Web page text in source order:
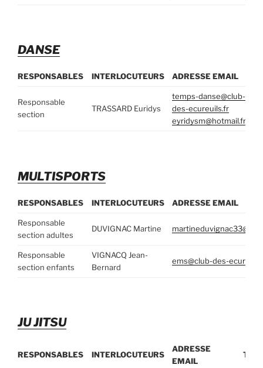
DANSE
RESPONSABLES INTERLOCUTEURS ADRESSE EMAIL
Responsable
section
TRASSARD Euridys
temps-danse@club-
des-ecureuils.fr
eyridysm@hotmail.fr
MULTISPORTS
RESPONSABLES INTERLOCUTEURS ADRESSE EMAIL
Responsable
section adultes
DUVIGNAC Martine
Responsable
section enfants
VIGNACQ Jean-
Bernard
ems@club-des-
JU JITSU
RESPONSABLES INTERLOCUTEURS
ADRESSE
EMAIL